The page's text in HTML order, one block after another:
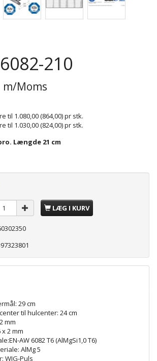
210
m/Moms
til 1.080,00(864,00)pr stk.
til 1.030,00(824,00)pr stk.
Længde 21 cm
LÆG I KURV
29 cm
til hulcenter: 24 cm
mm
2 mm
AW 6082 T6 (AlMgSi1,0 T6)
AlMg 5
WIG-Puls